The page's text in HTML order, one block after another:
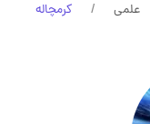
علمی کرمچاله